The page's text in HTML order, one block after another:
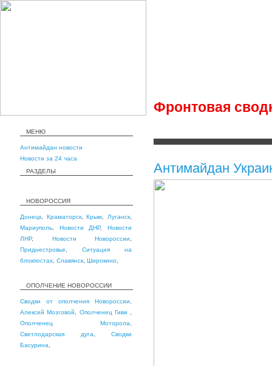
Фронтовая
МЕНЮ
Антимайдан новости
Новости за 24 часа
РАЗДЕЛЫ
НОВОРОССИЯ
Донецк Краматорск,Крым Луганск
Мариуполь
Новости ДНР,Новости
ЛНР, Новости Новороссии
Приднестровье
Ситуация на
блокпостах Славянск Широкино
ОПОЛЧЕНИЕ НОВОРОССИИ
Сводки от ополчения Новороссии
Алексей Мозговой
Ополченец Гиви
Ополченец Моторола
Светлодарская дуга
Сводки
Басурина
Антимайдан